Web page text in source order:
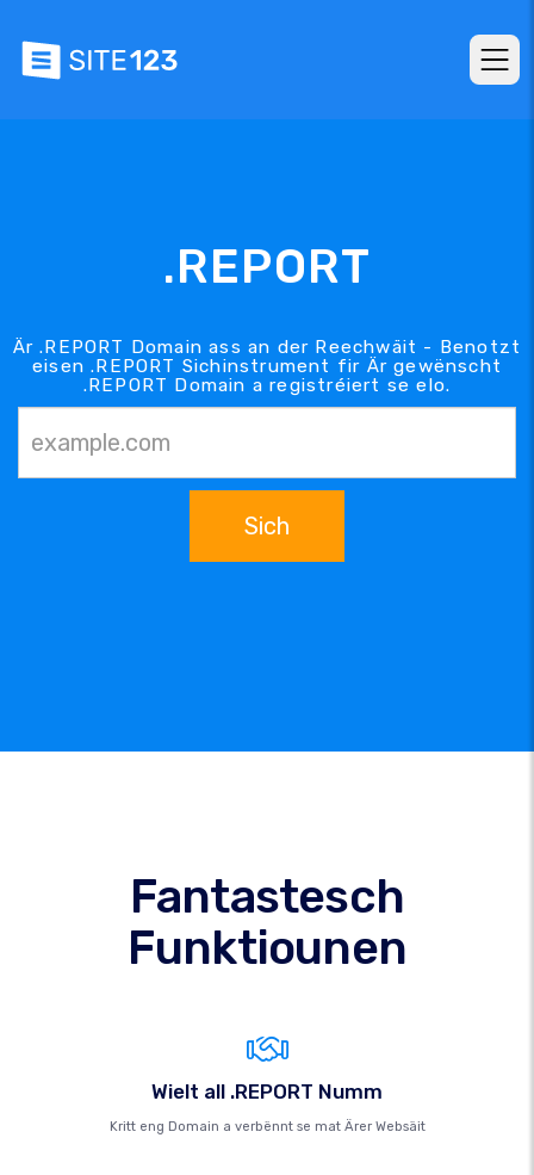
.REPORT
Är .REPORT Domain ass an der Reechwäit - Benotzt
eisen .REPORT Sichinstrument fir Är gewënscht
.REPORT Domain a registréiert se elo.
Sich
Fantastesch
Funktiounen
Wielt all .REPORT Numm
Kritt eng Domain a verbënnt se mat Ärer Websäit